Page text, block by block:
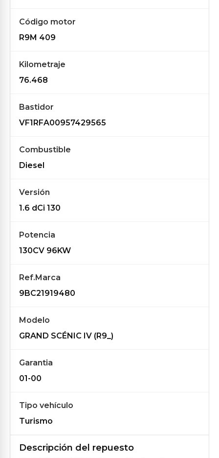
Código motor
R9M 409
Kilometraje
76.468
Bastidor
VF1RFA00957429565
Combustible
Diesel
Versión
1.6 dCi 130
Potencia
130CV 96KW
Ref.Marca
9BC21919480
Modelo
GRAND SCÉNIC IV (R9_)
Garantia
01-00
Tipo vehículo
Turismo
Descripción del repuesto